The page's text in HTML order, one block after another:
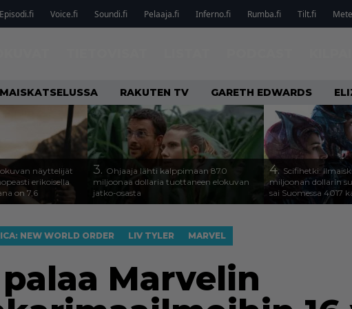
Episodi.fi Voice.fi Soundi.fi Pelaaja.fi Inferno.fi Rumba.fi Tilt.fi
RAKUTEN TV GARETH EDWARDS
näyttelijät
erikoisella
on 7,6
3. Ohjaaja lähti kalppimaan 870
miljoonaa dollaria tuottaneen elokuvan
jatko-osasta
4. Scifihetki:
miljoonan dollarin
sai Suomessa 4017
NEW WORLD ORDER LIV TYLER MARVEL
Marvelin